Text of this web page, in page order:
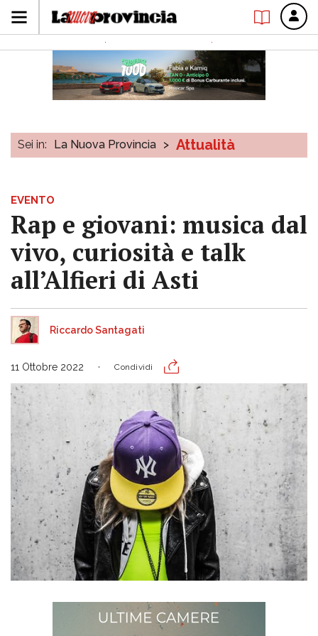
Sei in: La Nuova Provincia > Attualità
EVENTO
Rap e giovani: musica dal
vivo, curiosità e talk
all’Alfieri di Asti
Riccardo Santagati
11 Ottobre 2022 Condividi